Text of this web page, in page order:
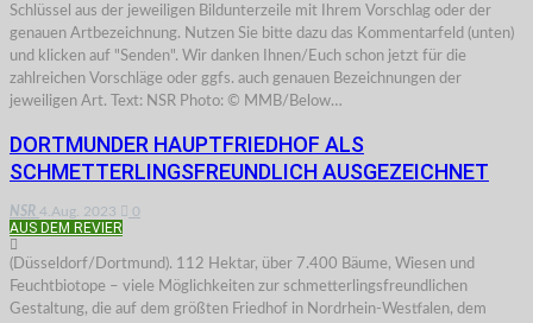
Schlüssel aus der jeweiligen Bildunterzeile mit Ihrem Vorschlag oder der
genauen Artbezeichnung. Nutzen Sie bitte dazu das Kommentarfeld (unten)
und klicken auf "Senden". Wir danken Ihnen/Euch schon jetzt für die
zahlreichen Vorschläge oder ggfs. auch genauen Bezeichnungen der
jeweiligen Art. Text: NSR Photo: © MMB/Below…
DORTMUNDER HAUPTFRIEDHOF ALS
SCHMETTERLINGSFREUNDLICH AUSGEZEICHNET
NSR 4.Aug. 2023 0
AUS DEM REVIER
(Düsseldorf/Dortmund). 112 Hektar, über 7.400 Bäume, Wiesen und
Feuchtbiotope ­– viele Möglichkeiten zur schmetterlingsfreundlichen
Gestaltung, die auf dem größten Friedhof in Nordrhein-Westfalen, dem